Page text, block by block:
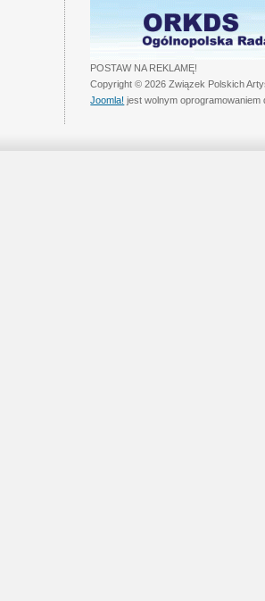
POSTAW NA REKLAMĘ!
Copyright © 2026 Związek Polskich
Joomla! jest wolnym